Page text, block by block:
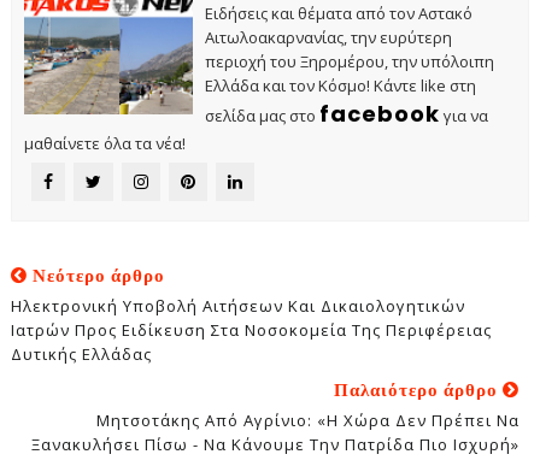
Ειδήσεις και θέματα από τον Αστακό
Αιτωλοακαρνανίας, την ευρύτερη
περιοχή του Ξηρομέρου, την υπόλοιπη
Ελλάδα και τον Κόσμο! Κάντε like στη
σελίδα μας στο facebook για να
μαθαίνετε όλα τα νέα!
Νεότερο άρθρο
Ηλεκτρονική Υποβολή Αιτήσεων Και Δικαιολογητικών
Ιατρών Προς Ειδίκευση Στα Νοσοκομεία Της Περιφέρειας
Δυτικής Ελλάδας
Παλαιότερο άρθρο
Μητσοτάκης Από Αγρίνιο: «Η Χώρα Δεν Πρέπει Να
Ξανακυλήσει Πίσω - Να Κάνουμε Την Πατρίδα Πιο Ισχυρή»